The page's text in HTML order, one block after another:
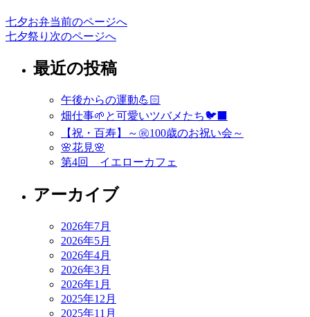
七夕お弁当前のページへ
七夕祭り 次のページへ
最近の投稿
午後からの運動💪🏻
畑仕事🌱と可愛いツバメたち🐦‍⬛
【祝・百寿】～㊗️100歳のお祝い会～
🌸花見🌸
第4回 イエローカフェ
アーカイブ
2026年7月
2026年5月
2026年4月
2026年3月
2026年1月
2025年12月
2025年11月